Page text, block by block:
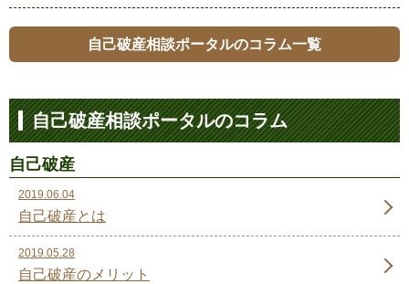
自己破産相談ポータルのコラム一覧
自己破産相談ポータルのコラム
自己破産
2019.06.04
自己破産とは
2019.05.28
自己破産のメリット